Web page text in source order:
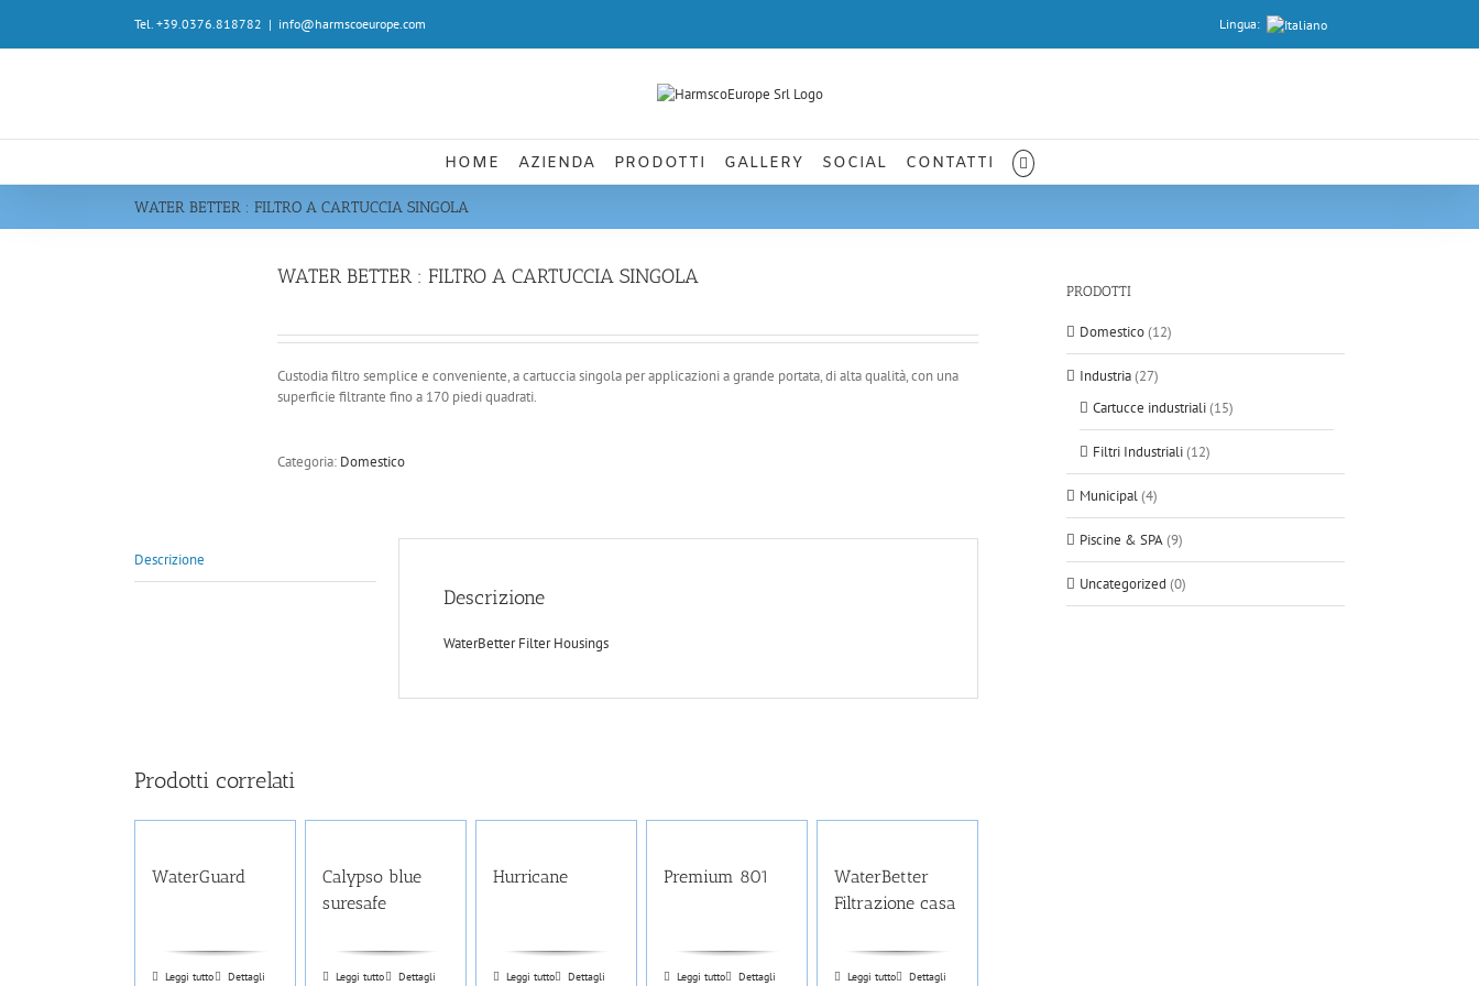
contenuto
Tel. +39.0376.818782 | info@harmscoeurope.com Lingua:
HOME AZIENDA PRODOTTI GALLERY SOCIAL CONTATTI
WATER BETTER : FILTRO A CARTUCCIA SINGOLA
WATER BETTER : FILTRO A CARTUCCIA SINGOLA
Custodia filtro semplice e conveniente, a cartuccia singola per applicazioni a grande portata, di alta qualità, con una
superficie filtrante fino a 170 piedi quadrati.
Categoria: Domestico
Descrizione
Descrizione
WaterBetter Filter Housings
Prodotti correlati
WaterGuard
Leggi tutto Dettagli
Calypso blue
suresafe
Leggi tutto Dettagli
Hurricane
Leggi tutto Dettagli
Premium 801
Leggi tutto Dettagli
WaterBetter
Filtrazione casa
Leggi tutto Dettagli
PRODOTTI
Domestico(12)
Industria(27)
Cartucce industriali(15)
Filtri Industriali(12)
Municipal(4)
Piscine & SPA(9)
Uncategorized (0)